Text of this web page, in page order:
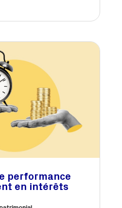
performance
en intérêts